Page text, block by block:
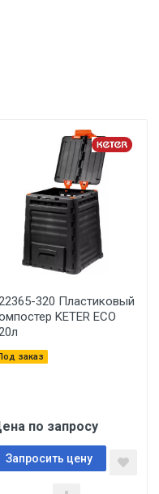
320 Пластиковый
KETER ECO
заказ
по запросу
Запросить цену